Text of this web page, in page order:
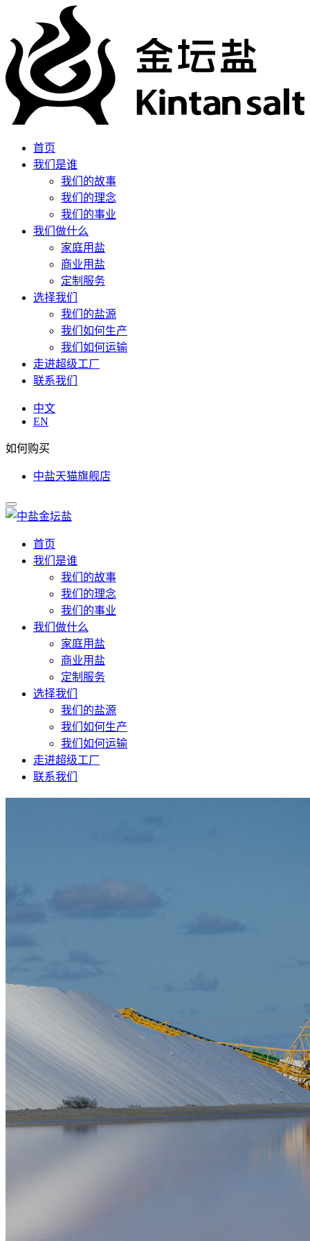
首页
我们是谁
我们的故事
我们的理念
我们的事业
我们做什么
家庭用盐
商业用盐
定制服务
选择我们
我们的盐源
我们如何生产
我们如何运输
走进超级工厂
联系我们
中文
EN
如何购买
中盐天猫旗舰店
首页
我们是谁
我们的故事
我们的理念
我们的事业
我们做什么
家庭用盐
商业用盐
定制服务
选择我们
我们的盐源
我们如何生产
我们如何运输
走进超级工厂
联系我们